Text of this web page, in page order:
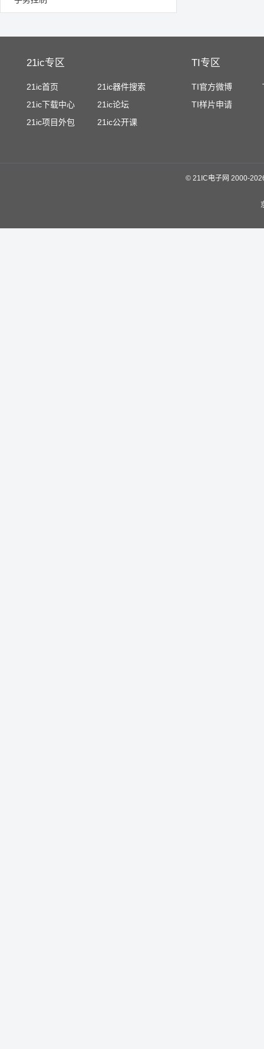
21ic专区
21ic首页
21ic器件搜索
21ic下载中心
21ic论坛
21ic项目外包
21ic公开课
TI专区
TI官方微博
TI样片申请
©21IC电子网 2000-